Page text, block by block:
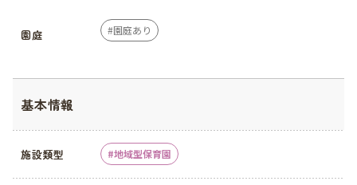
園庭 園庭あり
基本情報
施設類型 地域型保育園